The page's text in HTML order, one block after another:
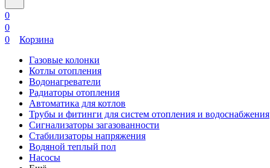
0
0
0
Корзина
Газовые колонки
Котлы отопления
Водонагреватели
Радиаторы отопления
Автоматика для котлов
Трубы и фитинги для систем отопления и водоснабжения
Сигнализаторы загазованности
Стабилизаторы напряжения
Водяной теплый пол
Насосы